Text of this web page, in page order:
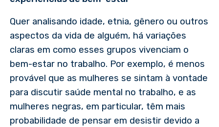
Quer analisando idade, etnia, gênero ou outros
aspectos da vida de alguém, há variações
claras em como esses grupos vivenciam o
bem-estar no trabalho. Por exemplo, é menos
provável que as mulheres se sintam à vontade
para discutir saúde mental no trabalho, e as
mulheres negras, em particular, têm mais
probabilidade de pensar em desistir devido a